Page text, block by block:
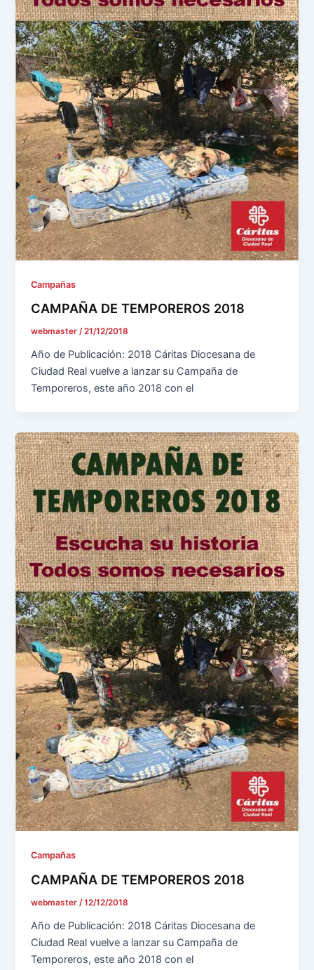
Campañas
CAMPAÑA DE TEMPOREROS 2018
webmaster/21/12/2018
Año de Publicación: 2018 Cáritas Diocesana de
Ciudad Real vuelve a lanzar su Campaña de
Temporeros, este año 2018 con el
Campañas
CAMPAÑA DE TEMPOREROS 2018
webmaster /12/12/2018
Año de Publicación: 2018 Cáritas Diocesana de
Ciudad Real vuelve a lanzar su Campaña de
Temporeros, este año 2018 con el